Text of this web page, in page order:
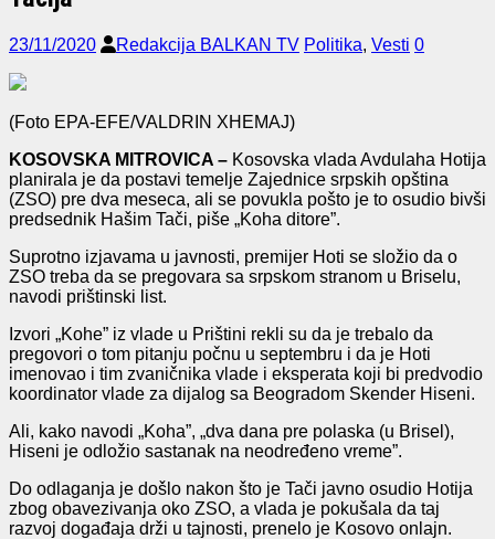
23/11/2020 Redakcija BALKAN TV Politika, Vesti 0
(Foto EPA-EFE/VALDRIN XHEMAJ)
KOSOVSKA MITROVICA – Kosovska vlada Avdulaha Hotija
planirala je da postavi temelje Zajednice srpskih opština
(ZSO) pre dva meseca, ali se povukla pošto je to osudio bivši
predsednik Hašim Tači, piše „Koha ditore”.
Suprotno izjavama u javnosti, premijer Hoti se složio da o
ZSO treba da se pregovara sa srpskom stranom u Briselu,
navodi prištinski list.
Izvori „Kohe” iz vlade u Prištini rekli su da je trebalo da
pregovori o tom pitanju počnu u septembru i da je Hoti
imenovao i tim zvaničnika vlade i eksperata koji bi predvodio
koordinator vlade za dijalog sa Beogradom Skender Hiseni.
Ali, kako navodi „Koha”, „dva dana pre polaska (u Brisel),
Hiseni je odložio sastanak na neodređeno vreme”.
Do odlaganja je došlo nakon što je Tači javno osudio Hotija
zbog obavezivanja oko ZSO, a vlada je pokušala da taj
razvoj događaja drži u tajnosti, prenelo je Kosovo onlajn.